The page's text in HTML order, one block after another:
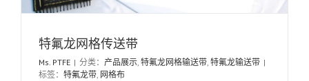
特氟龙网格传送带
Ms. PTFE | 分类： 产品展示, 特氟龙网格输送带, 特氟龙输送带 |
标签： 特氟龙带, 网格布